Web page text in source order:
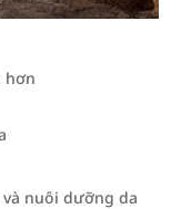
hơn
nuôi dưỡng da